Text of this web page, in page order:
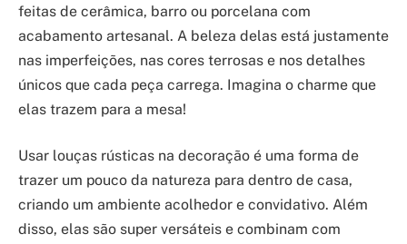
feitas de cerâmica, barro ou porcelana com
acabamento artesanal. A beleza delas está justamente
nas imperfeições, nas cores terrosas e nos detalhes
únicos que cada peça carrega. Imagina o charme que
elas trazem para a mesa!
Usar louças rústicas na decoração é uma forma de
trazer um pouco da natureza para dentro de casa,
criando um ambiente acolhedor e convidativo. Além
disso, elas são super versáteis e combinam com